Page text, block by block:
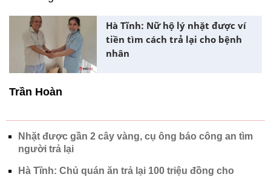
Hà Tĩnh: Nữ hộ lý nhặt được ví
tiền tìm cách trả lại cho bệnh
nhân
Trần Hoàn
Nhặt được gần 2 cây vàng, cụ ông báo công an tìm
người trả lại
Hà Tĩnh: Chủ quán ăn trả lại 100 triệu đồng cho